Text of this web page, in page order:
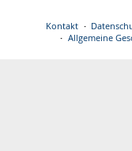
Kontakt
Allgemeine